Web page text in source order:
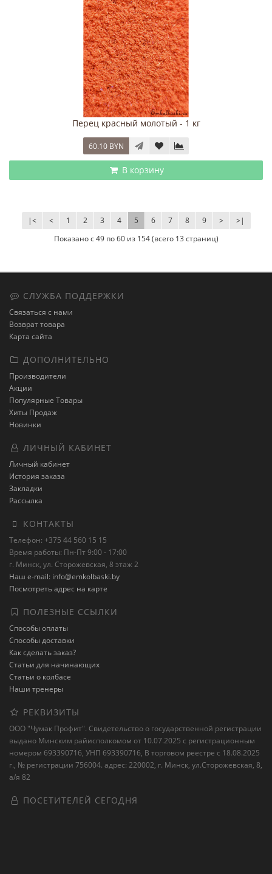
Перец красный молотый - 1 кг
60.10 BYN
В корзину
|< < 1 2 3 4 5 6 7 8 9 > >|
Показано с 49 по 60 из 154 (всего 13 страниц)
СЛУЖБА ПОДДЕРЖКИ
Связаться с нами
Возврат товара
Карта сайта
ДОПОЛНИТЕЛЬНО
Производители
Акции
Популярные Товары
Хиты Продаж
Новинки
ЛИЧНЫЙ КАБИНЕТ
Личный кабинет
История заказа
Закладки
Рассылка
КОНТАКТЫ
Телефон: +375 44 560 15 15
Время работы: Пн-Пт 9:00 - 17:00
г. Минск, ул. Сторожевская, 8 этаж 2
Наш e-mail: info@emkolbaski.by
Посмотреть адрес на карте
ПОЛЕЗНЫЕ ССЫЛКИ
Способы оплаты
Способы доставки
Как сделать заказ?
Статьи для начинающих
Статьи о колбасе
Наши тренеры
РЕКВИЗИТЫ
ООО "Чумак Профит". Свидетельство о государственной регистрации
выдано Минским райисполкомом от 10.07.2025 с регистрационным
номером 693390716, УНП 693390716, В торговом реестре с 18.08.2025
г., № регистрации 756004. адрес: 220002, г. Минск, ул.Сторожевская, 8,
а/я 82
ПОСЕТИТЕЛЕЙ СЕГОДНЯ